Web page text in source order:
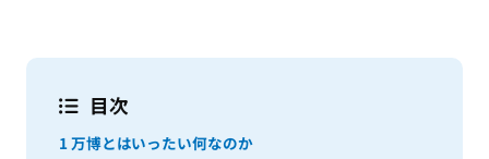
目次
1万博とはいったい何なのか